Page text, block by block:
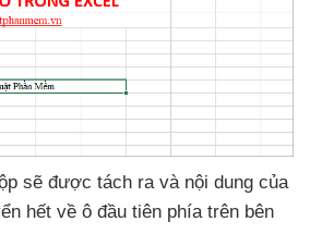
sẽ được tách ra và nội dung của
hết về ô đầu tiên phía trên bên